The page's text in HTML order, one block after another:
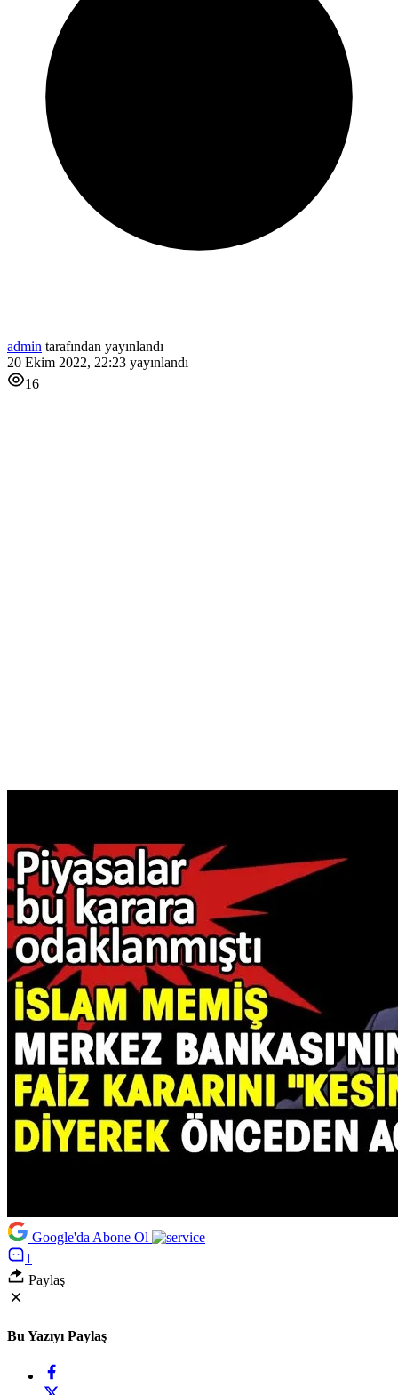
admin tarafından yayınlandı
20 Ekim 2022, 22:23 yayınlandı
16
Google'da Abone Ol
1
Paylaş
Bu Yazıyı Paylaş